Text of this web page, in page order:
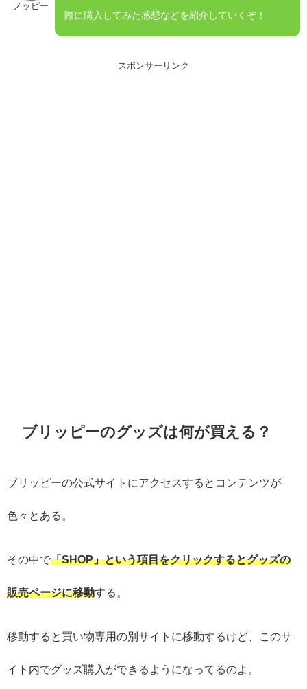
ノッピー
際に購入してみた感想などを紹介していくぞ！
スポンサーリンク
ブリッピーのグッズは何が買える？
ブリッピーの公式サイトにアクセスするとコンテンツが
色々とある。
その中で「SHOP」という項目をクリックするとグッズの
販売ページに移動する。
移動すると買い物専用の別サイトに移動するけど、このサ
イト内でグッズ購入ができるようになってるのよ。